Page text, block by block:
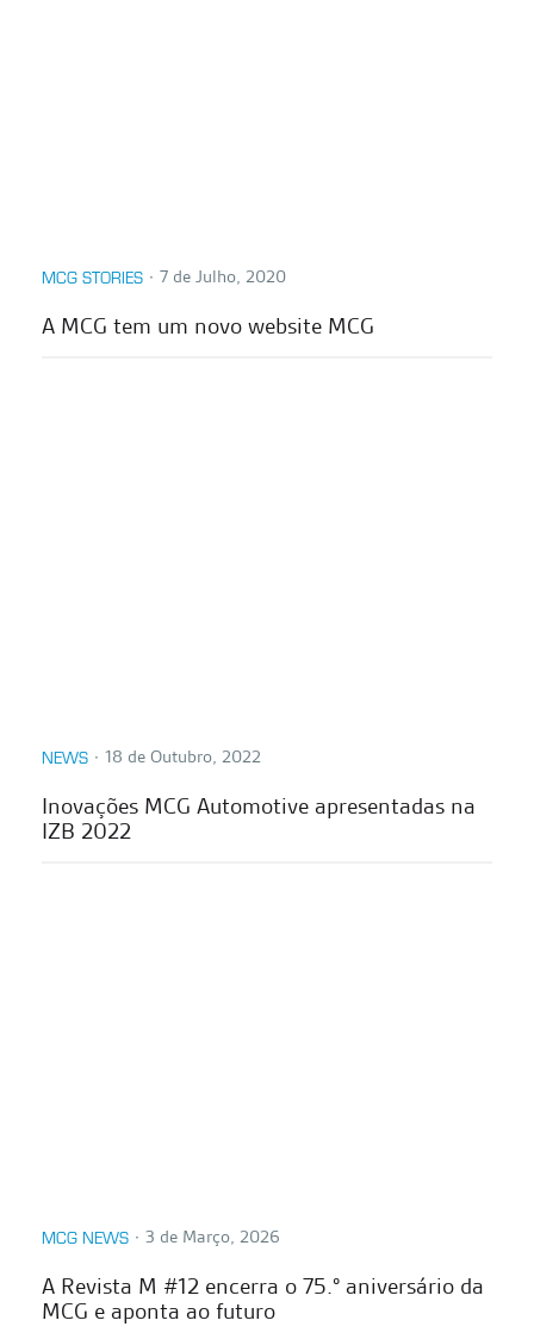
MCG STORIES ∙ 7 de Julho, 2020
A MCG tem um novo website MCG
NEWS ∙ 18 de Outubro, 2022
Inovações MCG Automotive apresentadas na
IZB 2022
MCG NEWS ∙ 3 de Março, 2026
A Revista M #12 encerra o 75.º aniversário da
MCG e aponta ao futuro